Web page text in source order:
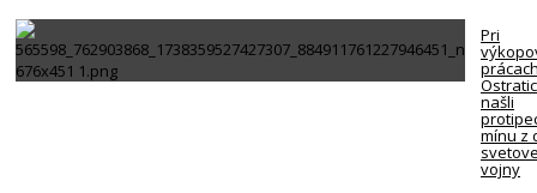
Pri
našli
mínu z
vojny